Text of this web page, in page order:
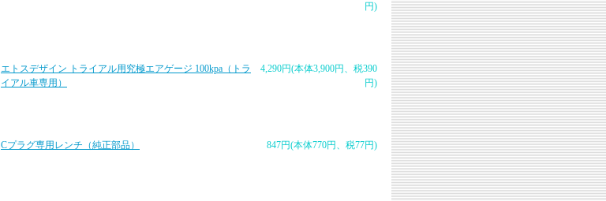
円)
4,290円(本体3,900円、税390
円)
エトスデザイン トライアル用究極エアゲージ 100kpa（トラ
イアル車専用）
847円(本体770円、税77円)
Cプラグ専用レンチ（純正部品）